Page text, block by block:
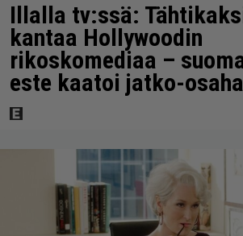
Illalla tv:ssä:
kantaa Hollywoodin
rikoskomediaa –
este kaatoi jatko-